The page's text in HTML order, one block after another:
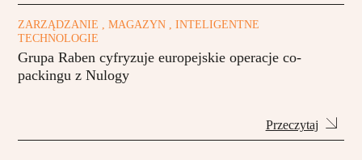
ZARZĄDZANIE , MAGAZYN , INTELIGENTNE
TECHNOLOGIE
Grupa Raben cyfryzuje europejskie operacje co-
packingu z Nulogy
Przeczytaj